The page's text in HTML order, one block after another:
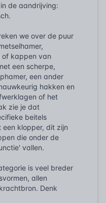
de aandrijving:
we over de puur
of kappen van
een scherpe,
een ander
hakken en
of het
zie je dat
beitels
klopper, dit zijn
die onder de
vallen.
is veel breder
allen
Denk